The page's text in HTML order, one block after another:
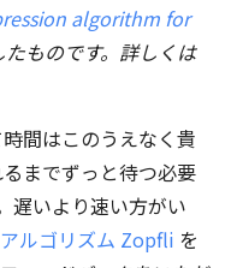
algorithm for
ものです。詳しくは
間はこのうえなく貴
までずっと待つ必要
遅いより速い方がい
ルゴリズム Zopfli を